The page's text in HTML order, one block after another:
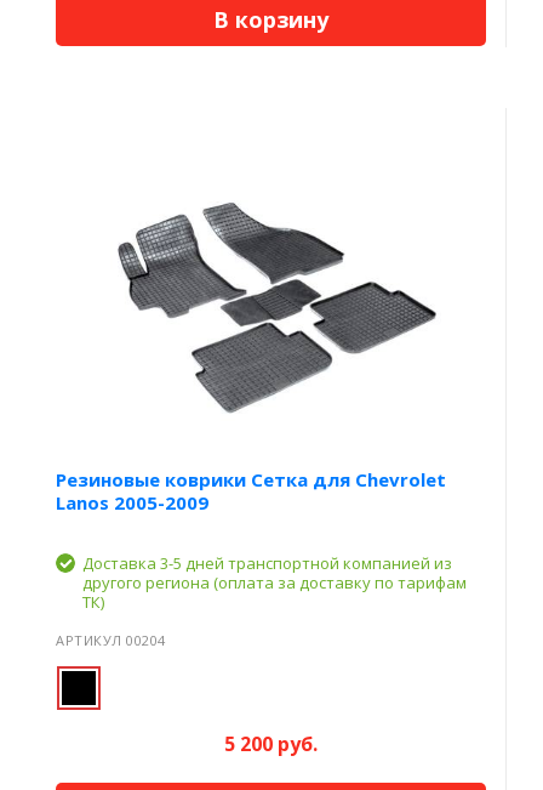
В корзину
Резиновые коврики Сетка для Chevrolet
Lanos 2005-2009
Доставка 3-5 дней транспортной компанией из
другого региона (оплата за доставку по тарифам
ТК)
АРТИКУЛ 00204
5 200 руб.